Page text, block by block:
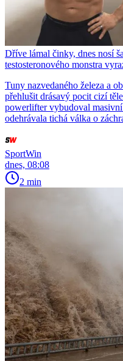
Dříve lámal činky, dnes nosí
testosteronového monstra
Tuny nazvedaného železa a
přehlušit drásavý pocit cizí
powerlifter vybudoval
odehrávala tichá válka o
SportWin
dnes, 08:08
2 min